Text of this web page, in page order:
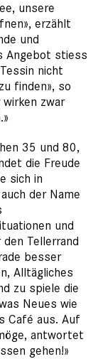
unsere
erzählt
und
Angebot stiess
nicht
finden», so
zwar
35 und 80,
die Freude
sich in
der Name
und
Tellerrand
besser
Alltägliches
zu spiele die
Neues wie
Café aus. Auf
antwortet
gehen!»